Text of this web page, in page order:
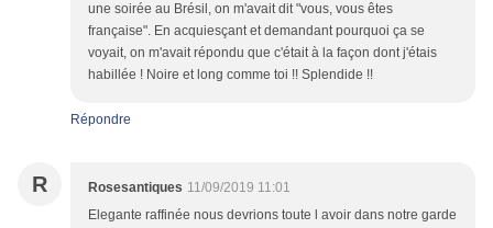
une soirée au Brésil, on m'avait dit "vous, vous êtes
française". En acquiesçant et demandant pourquoi ça se
voyait, on m'avait répondu que c'était à la façon dont j'étais
habillée ! Noire et long comme toi !! Splendide !!
Répondre
R Rosesantiques 11/09/2019 11:01
Elegante raffinée nous devrions toute l avoir dans notre garde